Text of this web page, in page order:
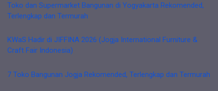
Toko dan Supermarket Bangunan di Yogyakarta Rekomended,
Terlengkap dan Termurah
KWaS Hadir di JIFFINA 2026 (Jogja International Furniture &
Craft Fair Indonesia)
7 Toko Bangunan Jogja Rekomended, Terlengkap dan Termurah